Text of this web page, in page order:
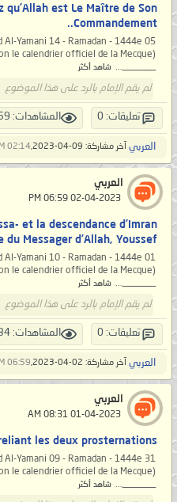
qu’Allah est Le Maître de Son
Commandement..
Al-Yamani 14 - Ramadan - 1444e 05
_______... شاهد أكثر
لم يقم الإمام بالرد على هذا الموضوع
تعليقات: 0 المشاهدات: 93,359
العربي آخر مشاركة: 09-04-2023, 02:14 PM
العربي
et la descendance d’Imran
Messager d’Allah, Youssef..
Al-Yamani 10 - Ramadan - 1444e 01
_______... شاهد أكثر
لم يقم الإمام بالرد على هذا الموضوع
تعليقات: 0 المشاهدات: 83,734
العربي آخر مشاركة: 02-04-2023, 06:59 PM
العربي
les deux prosternations..
Al-Yamani 09 - Ramadan - 1444e 31
_______... شاهد أكثر